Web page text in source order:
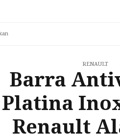
RENAULT
Barra
Platina
Renault